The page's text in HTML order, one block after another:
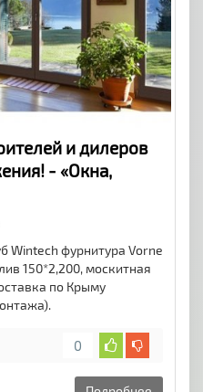
и дилеров
- «Окна,
Wintech фурнитура Vorne
150*2,200, москитная
по Крыму
0